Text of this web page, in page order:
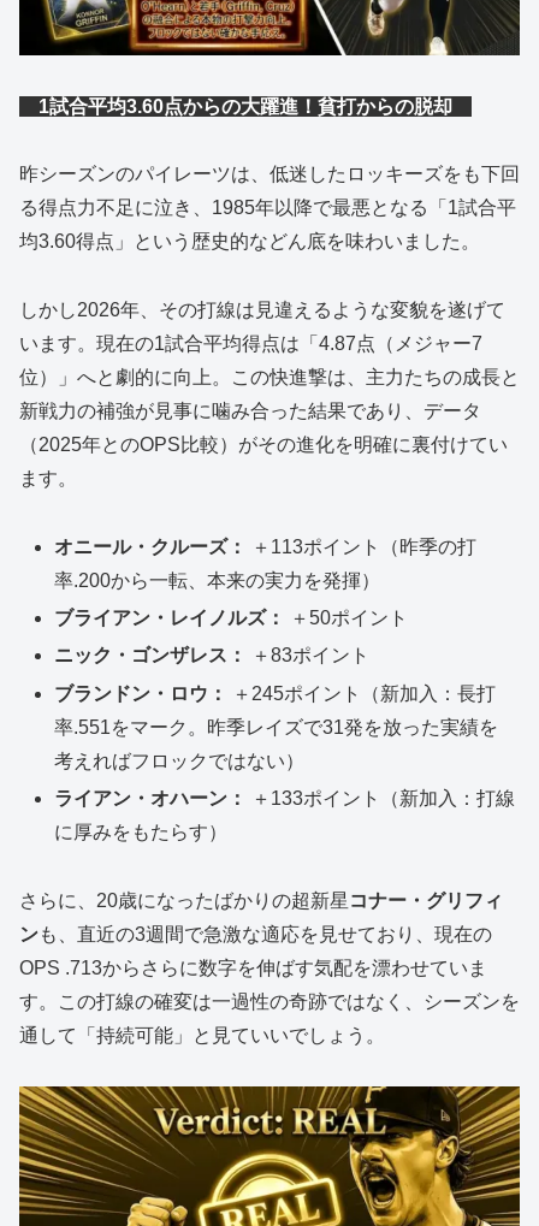
1試合平均3.60点からの大躍進！貧打からの脱却
昨シーズンのパイレーツは、低迷したロッキーズをも下回
る得点力不足に泣き、1985年以降で最悪となる「1試合平
均3.60得点」という歴史的などん底を味わいました。
しかし2026年、その打線は見違えるような変貌を遂げて
います。現在の1試合平均得点は「4.87点（メジャー7
位）」へと劇的に向上。この快進撃は、主力たちの成長と
新戦力の補強が見事に噛み合った結果であり、データ
（2025年とのOPS比較）がその進化を明確に裏付けてい
ます。
オニール・クルーズ：
＋113ポイント（昨季の打
率.200から一転、本来の実力を発揮）
ブライアン・レイノルズ：
＋50ポイント
ニック・ゴンザレス：
＋83ポイント
ブランドン・ロウ：
＋245ポイント（新加入：長打
率.551をマーク。昨季レイズで31発を放った実績を
考えればフロックではない）
ライアン・オハーン：
＋133ポイント（新加入：打線
に厚みをもたらす）
さらに、20歳になったばかりの超新星 コナー・グリフィ
ンも、直近の3週間で急激な適応を見せており、現在の
OPS .713からさらに数字を伸ばす気配を漂わせていま
す。この打線の確変は一過性の奇跡ではなく、シーズンを
通して「持続可能」と見ていいでしょう。